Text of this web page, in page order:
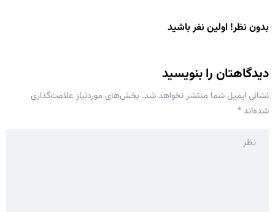
بدون نظر! اولین نفر باشید
دیدگاهتان را بنویسید
نشانی ایمیل شما منتشر نخواهد شد. بخش‌های موردنیاز علامت‌گذاری
شده‌اند*